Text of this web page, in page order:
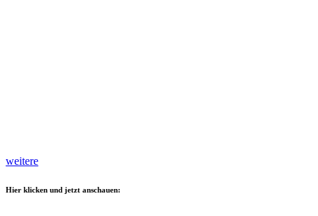
weitere
Hier klicken und jetzt anschauen: